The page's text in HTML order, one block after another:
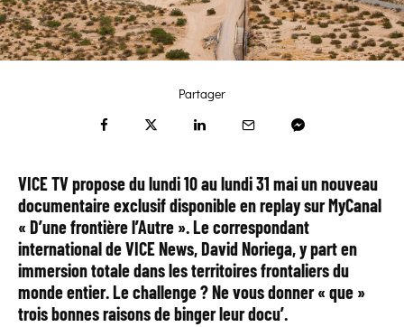
Partager
VICE TV propose du lundi 10 au lundi 31 mai un nouveau
documentaire exclusif disponible en replay sur MyCanal
« D’une frontière l’Autre ». Le correspondant
international de VICE News, David Noriega, y part en
immersion totale dans les territoires frontaliers du
monde entier. Le challenge ? Ne vous donner « que »
trois bonnes raisons de binger leur docu’.